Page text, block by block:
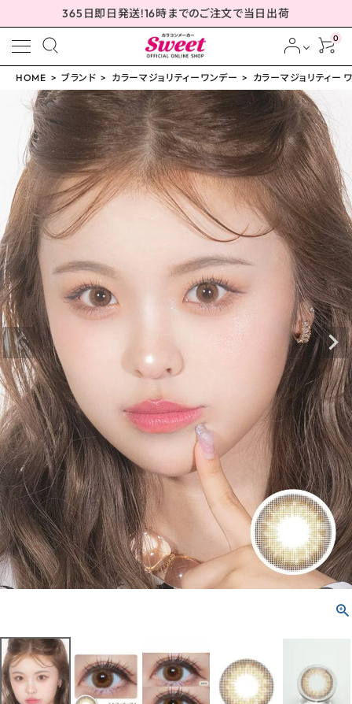
365日即日発送!16時までのご注文で当日出荷
0
meeting_room ログイン person 会員登録
カラーマジョリティー ワ
ンデー エルフィマーブ
ル 14.2mm
¥999
配送方法について
発送について
お支払い方法について
お買い物ガイド
お問い合わせ
よくあるご質問
HOME ブランド カラーマジョリティーワンデー カラーマジョリティー